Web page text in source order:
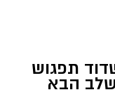
תפגוש
הבא